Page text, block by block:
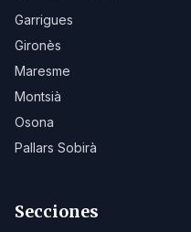
Garrigues
Gironès
Maresme
Montsià
Osona
Pallars Sobirà
Secciones